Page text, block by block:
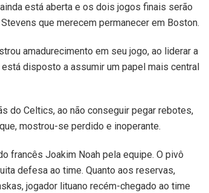
está aberta e os dois jogos finais serão
que merecem permanecer em Boston.
amadurecimento em seu jogo, ao liderar a
disposto a assumir um papel mais central
do Celtics, ao não conseguir pegar rebotes,
mostrou-se perdido e inoperante.
francês Joakim Noah pela equipe. O pivô
defesa ao time. Quanto aos reservas,
jogador lituano recém-chegado ao time